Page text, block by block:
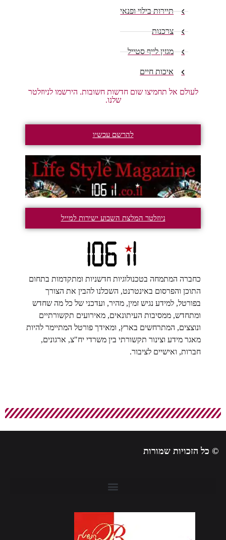
תיירות בילוי ופנאי
צרכנות
מגזין לייף סטייל
איכות חיים
לעולם אל תחמיצו שום חדשות חשובות. הירשמו לניוזלטר
שלנו.
להרשם עכשיו
ניוזלטר המלצת השבוע ישירות למייל
כחברה המתמחה בטכנולוגיות חדשניות ומתקדמות בתחום
התוכן והפרסום באינטרנט, השכלנו להבין את הצורך
בפורטל, למידע נגיש זמין, מהיר, ועדכני של כל מה שחדש
ומתחדש, ממסיבות העיתונאים, מאירועים תקשורתיים
ונוצצים, המתרחשים בארץ, ומאידך פורטל המתיימר להיות
מאגר מידע וצינור תקשורתי בין משרדי יח"צ, ארגונים,
חברות, ואישיים לציבור.
© כל הזכויות שמורות